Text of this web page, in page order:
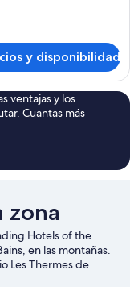
y disponibilidad
ventajas y los
Cuantas más
zona
Hotels of the
en las montañas.
Les Thermes de
que buscan unas